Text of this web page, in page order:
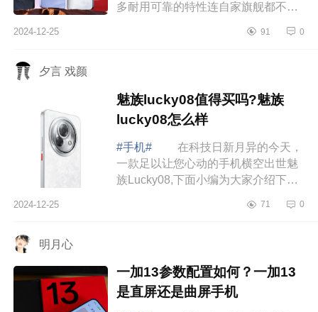
多耐用可靠的特性连自家旗舰都不一
大家介绍下OPPOA5Pro值得入手吗?
2024-12-25 91 0
夕言 戏颜
魅族lucky08值得买吗?魅族
lucky08怎么样
#手机#
在科技日新月异的今天，
一款足以让您心动的手机横空出世魅
族Lucky08,下面小编为大家介绍下魅
样 魅族lucky08值得买吗 魅族
2024-12-25 71 0
明月心
一加13参数配置如何？一加13
是直屏还是曲屏手机